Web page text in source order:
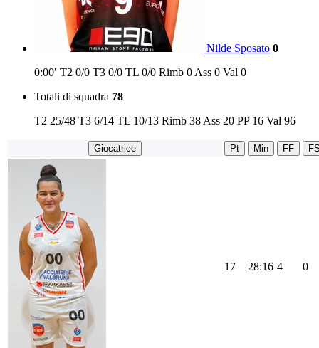
Nilde Sposato 0
0:00′ T2 0/0 T3 0/0 TL 0/0 Rimb 0 Ass 0 Val 0
Totali di squadra 78
T2 25/48 T3 6/14 TL 10/13 Rimb 38 Ass 20 PP 16 Val 96
Giocatrice Pt Min FF
17 28:16 4 0